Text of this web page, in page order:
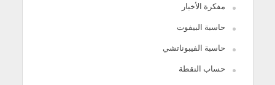
مفكرة الأخبار
حاسبة البيفوت
حاسبة الفيبوناتشي
حساب النقطة